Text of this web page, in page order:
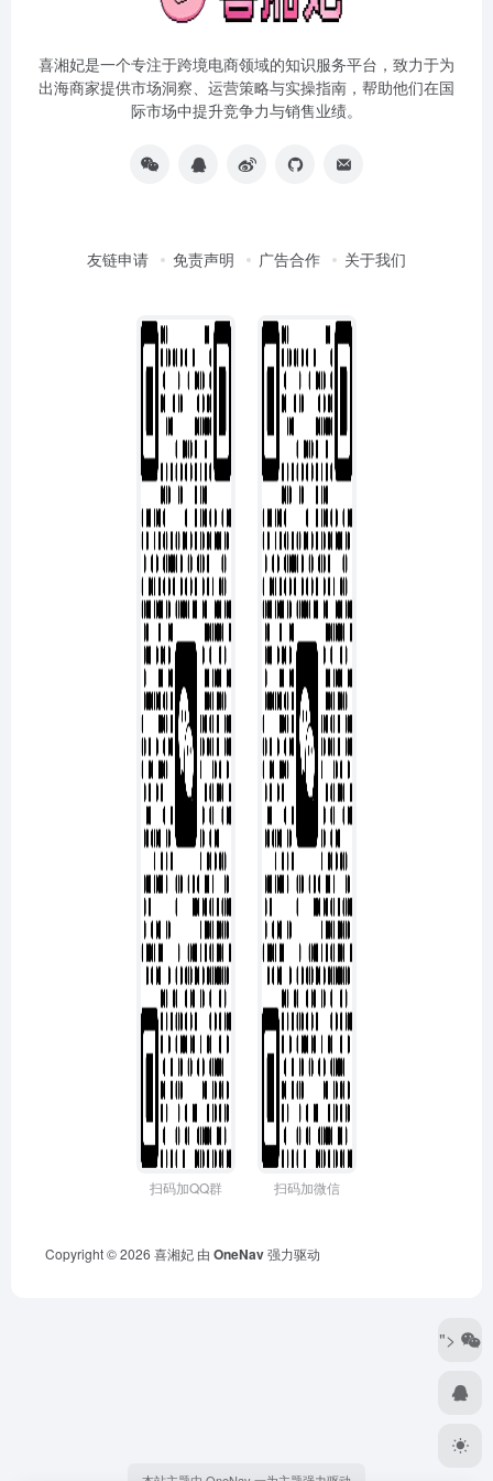
喜湘妃是一个专注于跨境电商领域的知识服务平台，致力于为
出海商家提供市场洞察、运营策略与实操指南，帮助他们在国
际市场中提升竞争力与销售业绩。
友链申请 免责声明 广告合作 关于我们
扫码加QQ群 扫码加微信
Copyright © 2026 喜湘妃 由 OneNav强力驱动
">